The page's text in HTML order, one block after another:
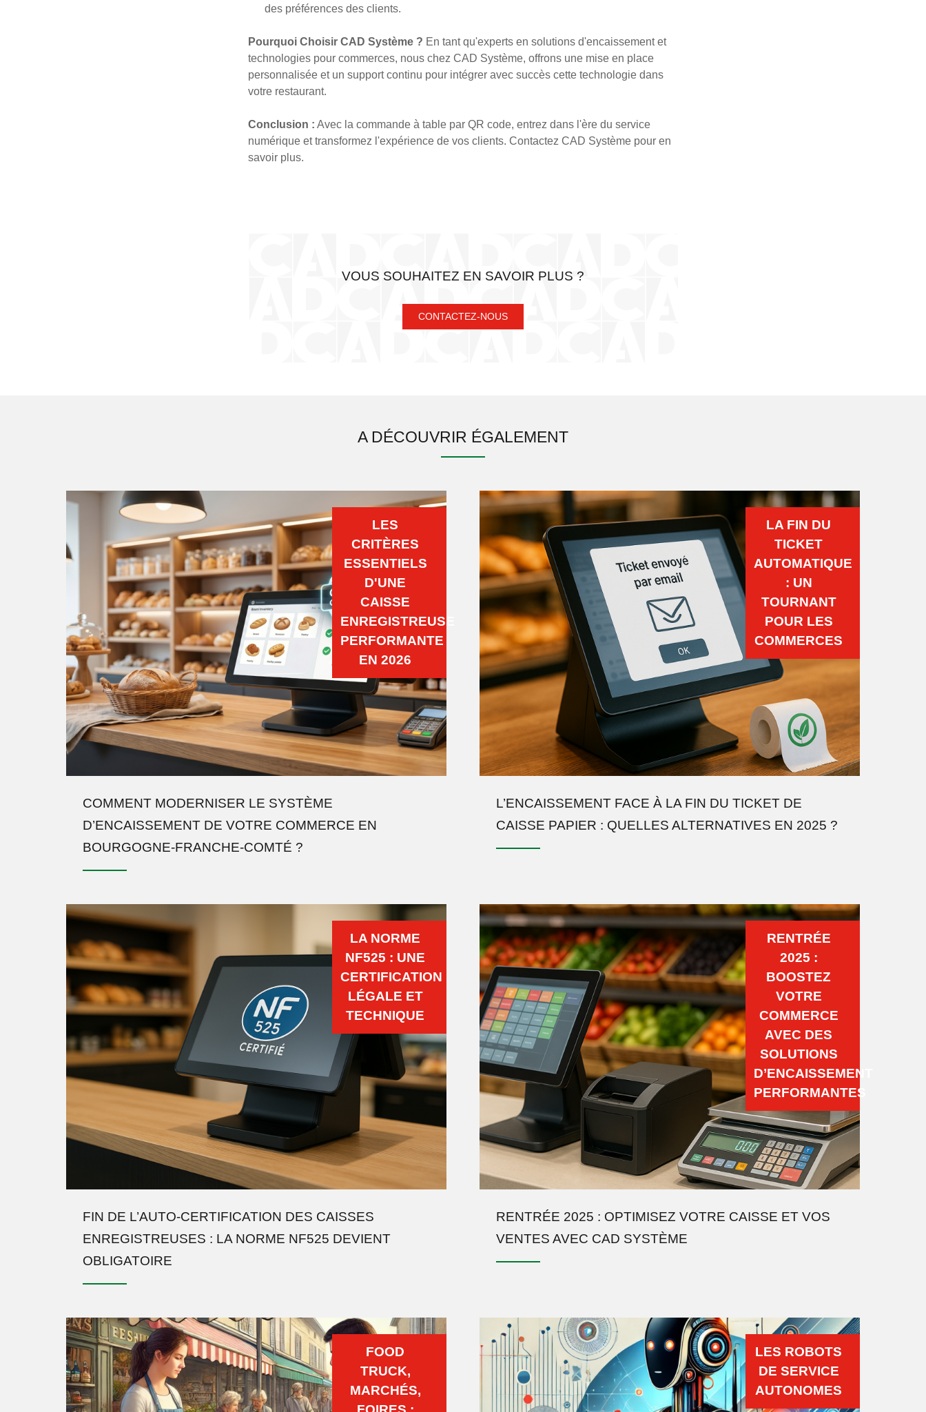
des préférences des clients.
Pourquoi Choisir CAD Système ? En tant qu'experts en solutions d'encaissement et
technologies pour commerces, nous chez CAD Système, offrons une mise en place
personnalisée et un support continu pour intégrer avec succès cette technologie dans
votre restaurant.
Conclusion : Avec la commande à table par QR code, entrez dans l'ère du service
numérique et transformez l'expérience de vos clients. Contactez CAD Système pour en
savoir plus.
VOUS SOUHAITEZ EN SAVOIR PLUS ?
CONTACTEZ-NOUS
A DÉCOUVRIR ÉGALEMENT
COMMENT MODERNISER LE SYSTÈME
D’ENCAISSEMENT DE VOTRE COMMERCE EN
BOURGOGNE-FRANCHE-COMTÉ ?
LES
CRITÈRES
ESSENTIELS
D'UNE
CAISSE
ENREGISTREUSE
PERFORMANTE
EN 2026
L’ENCAISSEMENT FACE À LA FIN DU TICKET DE
CAISSE PAPIER : QUELLES ALTERNATIVES EN 2025 ?
LA FIN DU
TICKET
AUTOMATIQUE
: UN
TOURNANT
POUR LES
COMMERCES
FIN DE L’AUTO-CERTIFICATION DES CAISSES
ENREGISTREUSES : LA NORME NF525 DEVIENT
OBLIGATOIRE
LA NORME
NF525 : UNE
CERTIFICATION
LÉGALE ET
TECHNIQUE
RENTRÉE 2025 : OPTIMISEZ VOTRE CAISSE ET VOS
VENTES AVEC CAD SYSTÈME
RENTRÉE
2025 :
BOOSTEZ
VOTRE
COMMERCE
AVEC DES
SOLUTIONS
D’ENCAISSEMENT
PERFORMANTES
FOOD
TRUCK,
MARCHÉS,
LES ROBOTS
DE SERVICE
AUTONOMES